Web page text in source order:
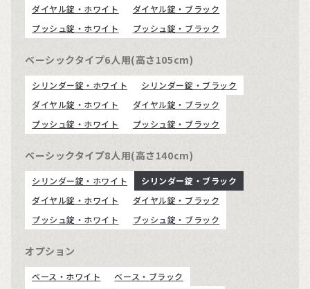
ダイヤル錠・ホワイト
ダイヤル錠・ブラック
プッシュ錠・ホワイト
プッシュ錠・ブラック
ベーシックタイプ6人用(高さ105cm)
シリンダー錠・ホワイト
シリンダー錠・ブラック
ダイヤル錠・ホワイト
ダイヤル錠・ブラック
プッシュ錠・ホワイト
プッシュ錠・ブラック
ベーシックタイプ8人用(高さ140cm)
シリンダー錠・ホワイト
シリンダー錠・ブラック
ダイヤル錠・ホワイト
ダイヤル錠・ブラック
プッシュ錠・ホワイト
プッシュ錠・ブラック
オプション
ベース・ホワイト
ベース・ブラック